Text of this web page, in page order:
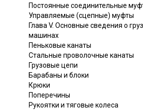
Постоянные соединительные
Управляемые (сцепные) муфты
Глава V. Основные сведения о
машинах
Пеньковые канаты
Стальные проволочные канаты
Грузовые цепи
Барабаны и блоки
Крюки
Поперечины
Рукоятки и тяговые колеса